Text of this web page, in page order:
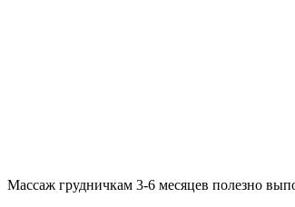
Массаж грудничкам 3-6 месяцев полезно